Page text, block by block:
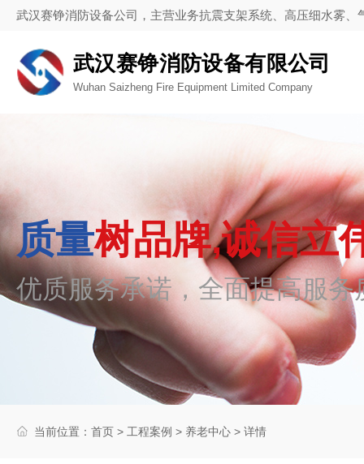
武汉赛铮消防设备公司，主营业务抗震支架系统、高压细水雾
武汉赛铮消防设备有限公司
Wuhan Saizheng Fire Equipment Limited Company
质量树品牌,诚信立
优质服务承诺，全面提高服务
当前位置： 首页 > 工程案例 > 养老中心 > 详情